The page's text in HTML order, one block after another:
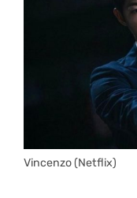
Vincenzo (Netflix)